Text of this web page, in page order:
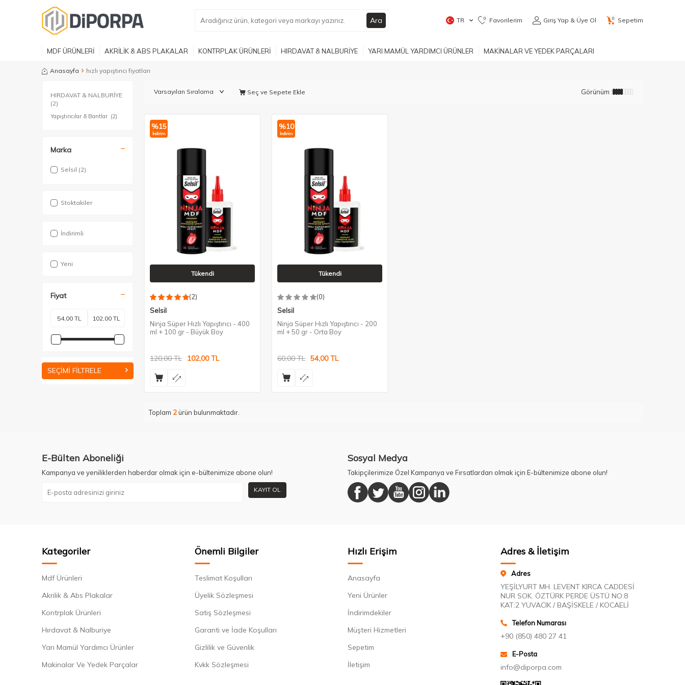
Ara TR 0 Favorilerim Giriş Yap & Üye Ol 0 Sepetim
MDF ÜRÜNLERİ AKRİLİK & ABS PLAKALAR KONTRPLAK ÜRÜNLERİ HIRDAVAT & NALBURİYE YARI MAMÜL YARDIMCI ÜRÜNLER MAKİNALAR VE YEDEK PARÇALARI
Anasayfa hızlı yapıştırıcı fiyatları
HIRDAVAT & NALBURİYE
(2)
Yapıştırıcılar & Bantlar (2)
Marka
Selsil (2)
Stoktakiler
İndirimli
Yeni
Fiyat
SEÇIMI FILTRELE
Seç ve Sepete Ekle Görünüm :
%15
İndirim
Tükendi
(2)
Selsil
Ninja Süper Hızlı Yapıştırıcı - 400
ml + 100 gr - Büyük Boy
120,00TL 102,00TL
%10
İndirim
Tükendi
(0)
Selsil
Ninja Süper Hızlı Yapıştırıcı - 200
ml + 50 gr - Orta Boy
60,00TL 54,00TL
Toplam 2ürün bulunmaktadır.
E-Bülten Aboneliği
Kampanya ve yeniliklerden haberdar olmak için e-bültenimize abone olun!
KAYIT OL
Sosyal Medya
Takipçilerimize Özel Kampanya ve Fırsatlardan olmak için E-bültenimize abone olun!
Kategoriler
Mdf Ürünleri
Akrilik & Abs Plakalar
Kontrplak Ürünleri
Hırdavat & Nalburiye
Yarı Mamül Yardımcı Ürünler
Makinalar Ve Yedek Parçalar
Önemli Bilgiler
Teslimat Koşulları
Üyelik Sözleşmesi
Satış Sözleşmesi
Garanti ve İade Koşulları
Gizlilik ve Güvenlik
Kvkk Sözleşmesi
Hızlı Erişim
Anasayfa
Yeni Ürünler
İndirimdekiler
Müşteri Hizmetleri
Sepetim
İletişim
Adres & İletişim
Adres
YEŞİLYURT MH. LEVENT KIRCA CADDESİ
NUR SOK. ÖZTÜRK PERDE ÜSTÜ NO:8
KAT:2 YUVACIK / BAŞİSKELE / KOCAELİ
Telefon Numarası
+90 (850) 480 27 41
E-Posta
info@diporpa.com